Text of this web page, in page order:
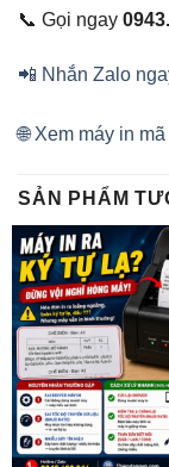
📞 Gọi ngay
📲 Nhắn Zalo
🌐 Xem máy in
SẢN PHẨM